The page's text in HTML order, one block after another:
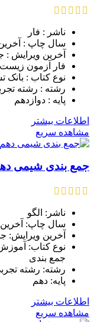
ناشر : فار
سال چاپ :
آخرین ویرایش :
فار آزمون
نوع کتاب :
رشته : رشته
پایه : دوازدهم
اطلاعات بیشتر
مشاهده سریع
جمع بندی شیمی
ناشر: الگو
سال چاپ:
آخرین ویرایش:
نوع کتاب:
جمع بندی
رشته: رشته
پایه: دهم
اطلاعات بیشتر
مشاهده سریع